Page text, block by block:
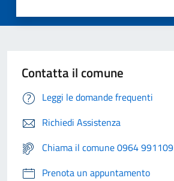
Contatta il comune
Leggi le domande frequenti
Richiedi Assistenza
Chiama il comune 0964 991109
Prenota un appuntamento